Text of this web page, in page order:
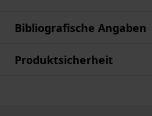
Bibliografische Angaben
Produktsicherheit